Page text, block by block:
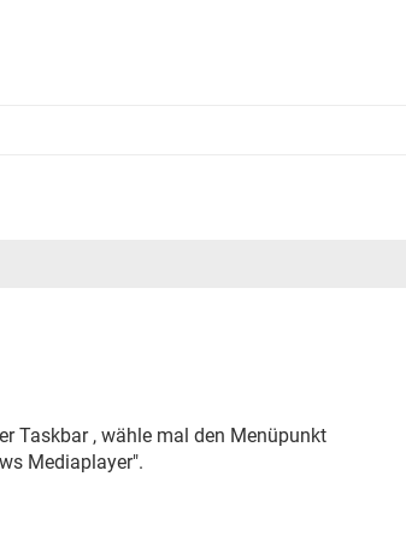
Taskbar , wähle mal den Menüpunkt
Mediaplayer".